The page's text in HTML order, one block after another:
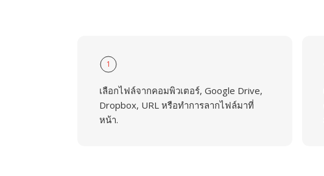
1
เลือกไฟล์จากคอมพิวเตอร์, Google Drive,
Dropbox, URL หรือทำการลากไฟล์มาที่
หน้า.